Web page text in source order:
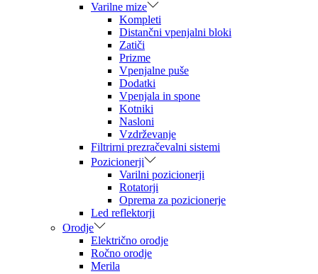
Varilne mize
Kompleti
Distančni vpenjalni bloki
Zatiči
Prizme
Vpenjalne puše
Dodatki
Vpenjala in spone
Kotniki
Nasloni
Vzdrževanje
Filtrirni prezračevalni sistemi
Pozicionerji
Varilni pozicionerji
Rotatorji
Oprema za pozicionerje
Led reflektorji
Orodje
Električno orodje
Ročno orodje
Merila